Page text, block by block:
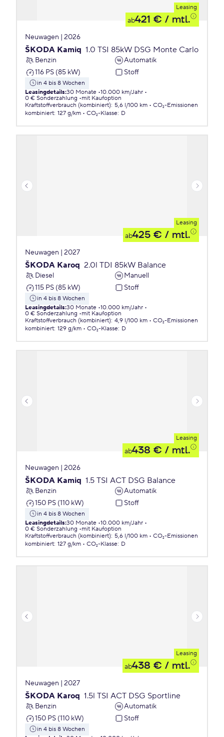
Leasing
ab421 € / mtl.
Neuwagen | 2026
ŠKODA Kamiq 1.0 TSI 85kW DSG Monte Carlo
Benzin
Automatik
116 PS (85 kW)
Stoff
in 4 bis 8 Wochen
Leasingdetails:30 Monate 10.000 km/Jahr
0 € Sonderzahlung
mit Kaufoption
Kraftstoffverbrauch (kombiniert): 5,6 l/100 km
CO₂-Emissionen
kombiniert: 127 g/km CO₂-Klasse: D
Leasing
ab425 € / mtl.
Neuwagen | 2027
ŠKODA Karoq 2.0l TDI 85kW Balance
Diesel
Manuell
115 PS (85 kW)
Stoff
in 4 bis 8 Wochen
Leasingdetails:30 Monate 10.000 km/Jahr
0 € Sonderzahlung
mit Kaufoption
Kraftstoffverbrauch (kombiniert): 4,9 l/100 km
CO₂-Emissionen
kombiniert: 129 g/km CO₂-Klasse: D
Leasing
ab438 € / mtl.
Neuwagen | 2026
ŠKODA Kamiq 1.5 TSI ACT DSG Balance
Benzin
Automatik
150 PS (110 kW)
Stoff
in 4 bis 8 Wochen
Leasingdetails:30 Monate 10.000 km/Jahr
0 € Sonderzahlung
mit Kaufoption
Kraftstoffverbrauch (kombiniert): 5,6 l/100 km
CO₂-Emissionen
kombiniert: 127 g/km CO₂-Klasse: D
Leasing
ab438 € / mtl.
Neuwagen | 2027
ŠKODA Karoq 1.5l TSI ACT DSG Sportline
Benzin
Automatik
150 PS (110 kW)
Stoff
in 4 bis 8 Wochen